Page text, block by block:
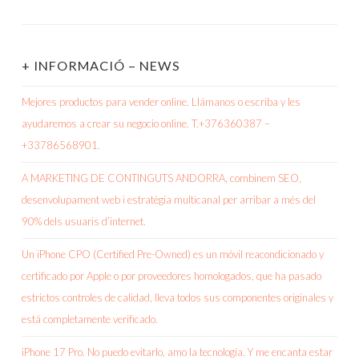
+ INFORMACIÓ – NEWS
Mejores productos para vender online. Llámanos o escriba y les
ayudaremos a crear su negocio online. T.+376360387 –
+33786568901.
A MARKETING DE CONTINGUTS ANDORRA, combinem SEO,
desenvolupament web i estratègia multicanal per arribar a més del
90% dels usuaris d’internet.
Un iPhone CPO (Certified Pre-Owned) es un móvil reacondicionado y
certificado por Apple o por proveedores homologados, que ha pasado
estrictos controles de calidad, lleva todos sus componentes originales y
está completamente verificado.
iPhone 17 Pro. No puedo evitarlo, amo la tecnología. Y me encanta estar